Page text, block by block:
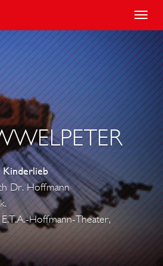
T
o
g
g
i
g
Kinderlieb
Dr. Hoffmann
Hoffmann-Theater,